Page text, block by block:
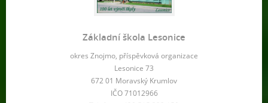
Základní škola Lesonice
okres Znojmo, příspěvková organizace
Lesonice 73
672 01 Moravský Krumlov
IČO 71012966